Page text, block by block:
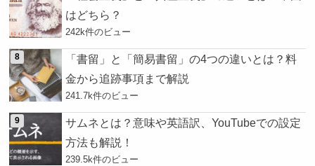
はどちら？
242k件のビュー
「書留」と「簡易書留」の4つの違いとは？料
金から追跡事項まで解説
241.7k件のビュー
サムネとは？意味や英語訳、YouTubeでの設定
方法も解説！
239.5k件のビュー